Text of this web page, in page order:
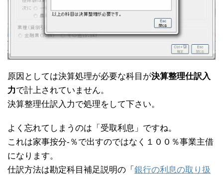
原因としては決算処理が必要な科目が決算整理仕訳入
力で計上されていません。
決算整理仕訳入力で処理をして下さい。
よく忘れてしまうのは「受取利息」ですね。
これは家事按分-％で出すのではなく１００％事業主借
になります。
仕訳方法は勘定科目補足説明の「 銀行の利息の取り扱